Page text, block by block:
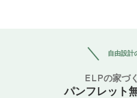
自由設計
ELPの家づ
パンフレット